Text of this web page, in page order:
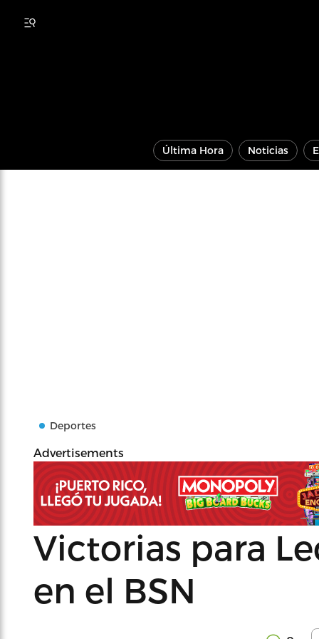
Última Hora Noticias
Deportes
Advertisements
Victorias para
en el BSN